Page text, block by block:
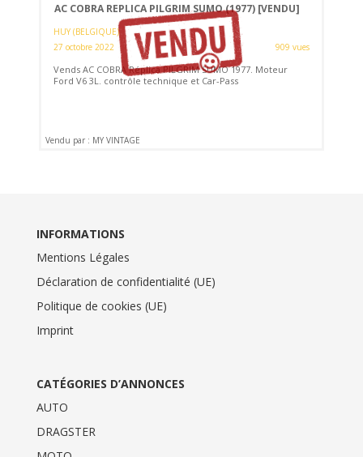
AC COBRA REPLICA PILGRIM SUMO (1977) [VENDU]
HUY (BELGIQUE)
27 octobre 2022
909 vues
Vends AC COBRA Réplica PILGRIM SUMO 1977. Moteur
Ford V6 3L. contrôle technique et Car-Pass
Vendu par : MY VINTAGE
INFORMATIONS
Mentions Légales
Déclaration de confidentialité (UE)
Politique de cookies (UE)
Imprint
CATÉGORIES D’ANNONCES
AUTO
DRAGSTER